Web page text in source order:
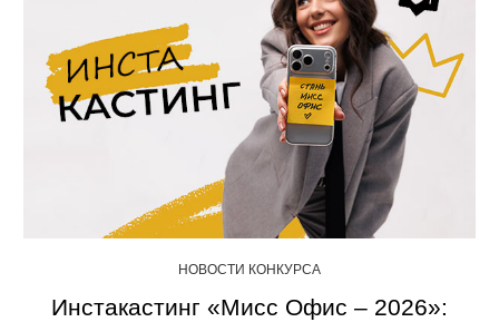
НОВОСТИ КОНКУРСА
Инстакастинг «Мисс Офис – 2026»: